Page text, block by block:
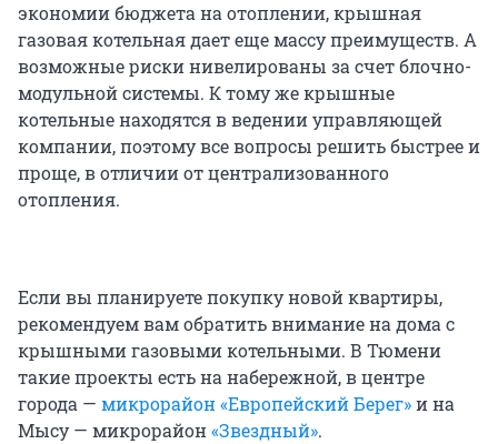
экономии бюджета на отоплении, крышная
газовая котельная дает еще массу преимуществ. А
возможные риски нивелированы за счет блочно-
модульной системы. К тому же крышные
котельные находятся в ведении управляющей
компании, поэтому все вопросы решить быстрее и
проще, в отличии от централизованного
отопления.
Если вы планируете покупку новой квартиры,
рекомендуем вам обратить внимание на дома с
крышными газовыми котельными. В Тюмени
такие проекты есть на набережной, в центре
города — микрорайон «Европейский Берег»и на
Мысу — микрорайон«Звездный».